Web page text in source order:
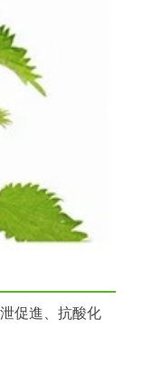
促進、抗酸化